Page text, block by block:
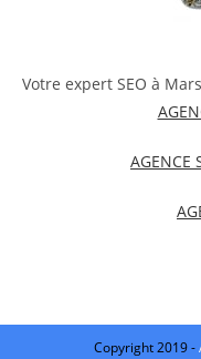
Votre expert SEO à
AGENCE
Copyright 2019 -